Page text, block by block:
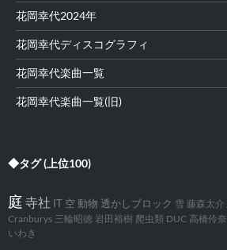
花岡幸代2024年
花岡幸代ディスコグラフィ
花岡幸代楽曲一覧
花岡幸代楽曲一覧(旧)
◆タグ (上位100)
庭 寺社 IT 空 動物 透かしブロック 雪 藤森太介
Cranburys 三輪昭徳 岩田裕樹 爬虫類 DUC 高橋伶奈
いわき